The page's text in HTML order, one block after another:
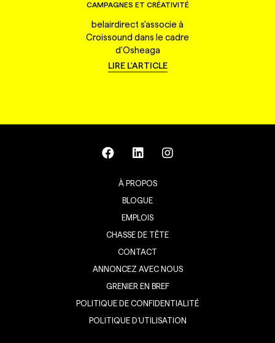
CAMPAGNES ET CRÉATIVITÉ
belairdirect s'associe à
Croissound dans le cadre
d'Osheaga
LIRE L'ARTICLE
À PROPOS
BLOGUE
EMPLOIS
CHASSE DE TÊTE
CONTACT
ANNONCEZ AVEC NOUS
GRENIER EN BREF
POLITIQUE DE CONFIDENTIALITÉ
POLITIQUE D’UTILISATION